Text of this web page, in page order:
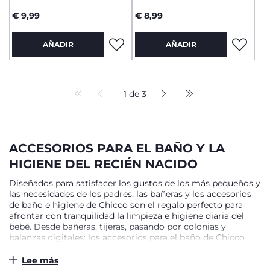
€ 9,99
AÑADIR
€ 8,99
AÑADIR
1 de 3
ACCESORIOS PARA EL BAÑO Y LA
HIGIENE DEL RECIÉN NACIDO
Diseñados para satisfacer los gustos de los más pequeños y
las necesidades de los padres, las bañeras y los accesorios
de baño e higiene de Chicco son el regalo perfecto para
afrontar con tranquilidad la limpieza e higiene diaria del
bebé. Desde bañeras, tijeras, pasando por colonias y
balanzas digitales: los accesorios para el baño de Chicco
de su cuerpo en los primeros años. Productos infantiles
Lee más